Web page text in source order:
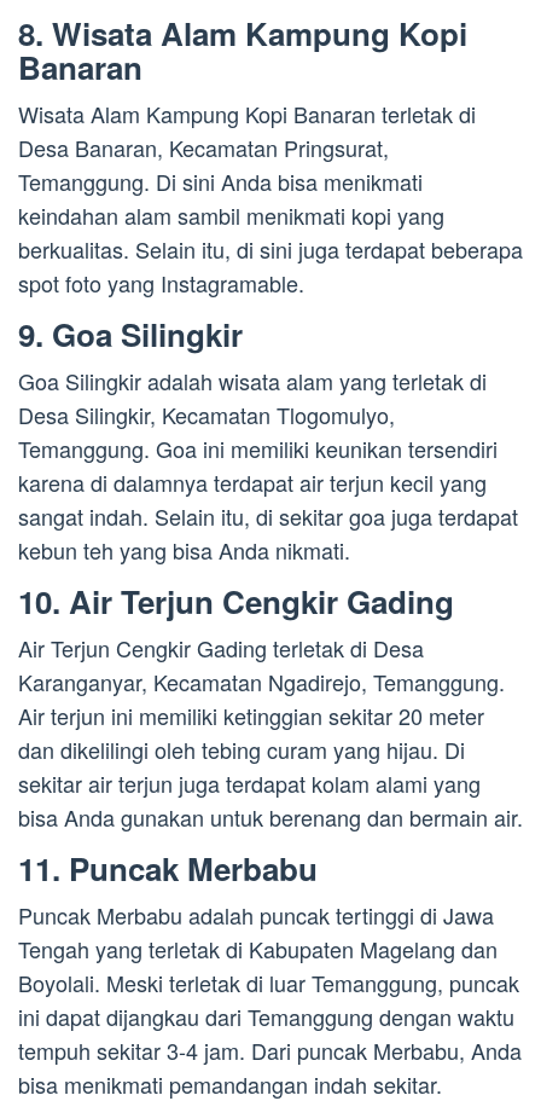
8. Wisata Alam Kampung Kopi
Banaran
Wisata Alam Kampung Kopi Banaran terletak di
Desa Banaran, Kecamatan Pringsurat,
Temanggung. Di sini Anda bisa menikmati
keindahan alam sambil menikmati kopi yang
berkualitas. Selain itu, di sini juga terdapat beberapa
spot foto yang Instagramable.
9. Goa Silingkir
Goa Silingkir adalah wisata alam yang terletak di
Desa Silingkir, Kecamatan Tlogomulyo,
Temanggung. Goa ini memiliki keunikan tersendiri
karena di dalamnya terdapat air terjun kecil yang
sangat indah. Selain itu, di sekitar goa juga terdapat
kebun teh yang bisa Anda nikmati.
10. Air Terjun Cengkir Gading
Air Terjun Cengkir Gading terletak di Desa
Karanganyar, Kecamatan Ngadirejo, Temanggung.
Air terjun ini memiliki ketinggian sekitar 20 meter
dan dikelilingi oleh tebing curam yang hijau. Di
sekitar air terjun juga terdapat kolam alami yang
bisa Anda gunakan untuk berenang dan bermain air.
11. Puncak Merbabu
Puncak Merbabu adalah puncak tertinggi di Jawa
Tengah yang terletak di Kabupaten Magelang dan
Boyolali. Meski terletak di luar Temanggung, puncak
ini dapat dijangkau dari Temanggung dengan waktu
tempuh sekitar 3-4 jam. Dari puncak Merbabu, Anda
bisa menikmati pemandangan indah sekitar.